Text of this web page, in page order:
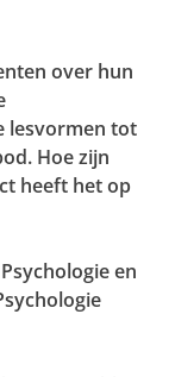
over hun
lesvormen tot
Hoe zijn
heeft het op
en